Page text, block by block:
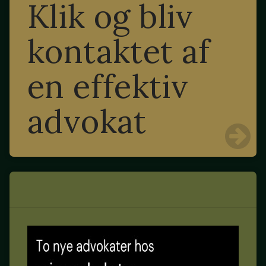
Klik og bliv
kontaktet af
en effektiv
advokat